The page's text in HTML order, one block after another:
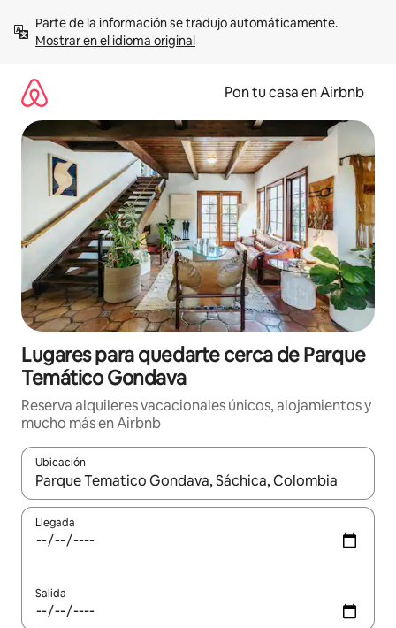
contenidoMostrar en el idioma original
Pon tu casa en Airbnb
Lugares para quedarte cerca de Parque
Temático Gondava
Reserva alquileres vacacionales únicos, alojamientos y
mucho más en Airbnb
Ubicación
Cuando los resultados estén disponibles, navega con las
Llegada
Salida